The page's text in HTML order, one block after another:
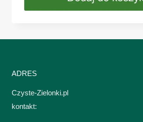
ADRES
Czyste-Zielonki.pl
kontakt: